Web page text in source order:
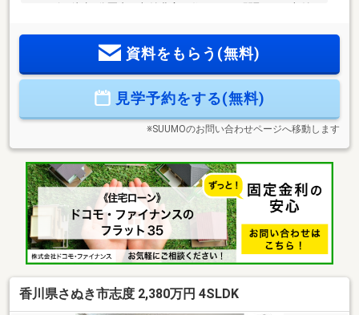
コンビニ徒歩5分圏内≪収納豊富な住みやすい間取り≫■収納
雨でも安心のインナーバルコニー≪安心の住宅性能≫■高断熱
×耐震等級3×低価格の新築住宅!■住宅性能表示制度7項目で最
ービス充実♪本日ご案内可能です♪
資料をもらう(無料)
見学予約をする(無料)
※SUUMOのお問い合わせページへ移動します
香川県さぬき市志度 2,380万円 4SLDK